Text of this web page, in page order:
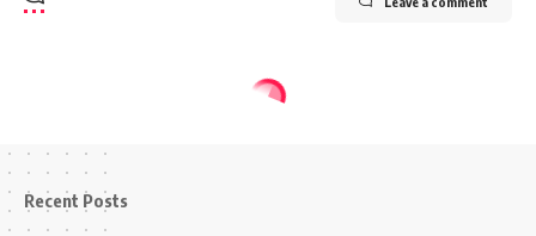
Recent Posts